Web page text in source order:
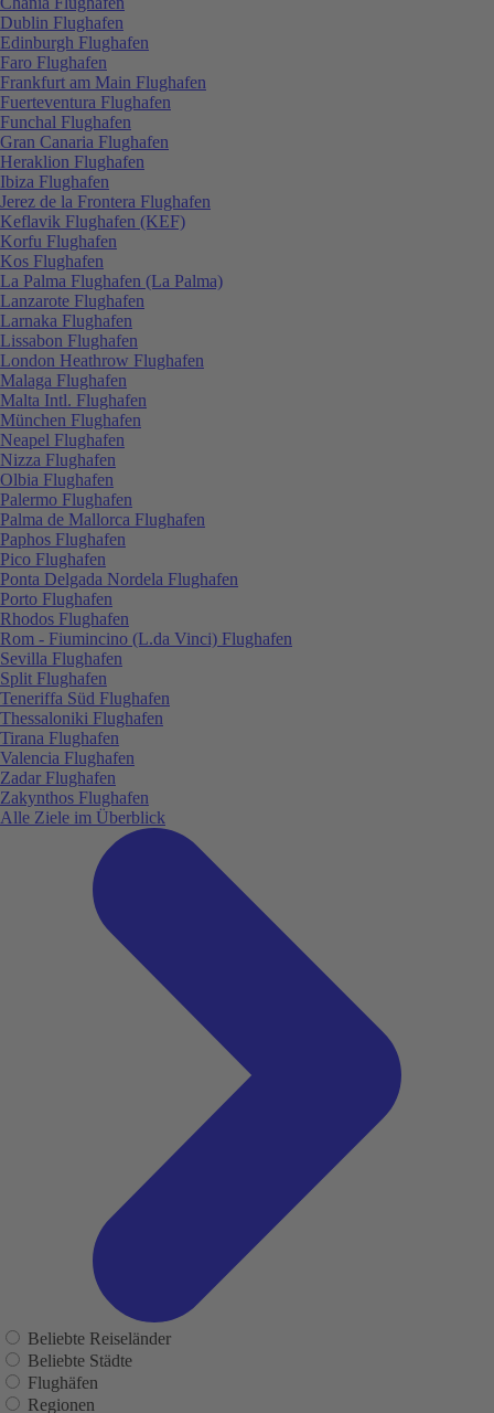
Dublin Flughafen
Edinburgh Flughafen
Faro Flughafen
Frankfurt am Main Flughafen
Fuerteventura Flughafen
Funchal Flughafen
Gran Canaria Flughafen
Heraklion Flughafen
Ibiza Flughafen
Jerez de la Frontera Flughafen
Keflavik Flughafen (KEF)
Korfu Flughafen
Kos Flughafen
La Palma Flughafen (La Palma)
Lanzarote Flughafen
Larnaka Flughafen
Lissabon Flughafen
London Heathrow Flughafen
Malaga Flughafen
Malta Intl. Flughafen
München Flughafen
Neapel Flughafen
Nizza Flughafen
Olbia Flughafen
Palermo Flughafen
Palma de Mallorca Flughafen
Paphos Flughafen
Pico Flughafen
Ponta Delgada Nordela Flughafen
Porto Flughafen
Rhodos Flughafen
Rom - Fiumincino (L.da Vinci) Flughafen
Sevilla Flughafen
Split Flughafen
Teneriffa Süd Flughafen
Thessaloniki Flughafen
Tirana Flughafen
Valencia Flughafen
Zadar Flughafen
Zakynthos Flughafen
Alle Ziele im Überblick
Beliebte Reiseländer
Beliebte Städte
Flughäfen
Regionen